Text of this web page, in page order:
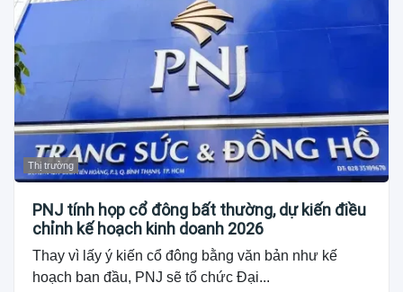
Thị trường
PNJ tính họp cổ đông bất thường, dự kiến điều
chỉnh kế hoạch kinh doanh 2026
Thay vì lấy ý kiến cổ đông bằng văn bản như kế
hoạch ban đầu, PNJ sẽ tổ chức Đại...